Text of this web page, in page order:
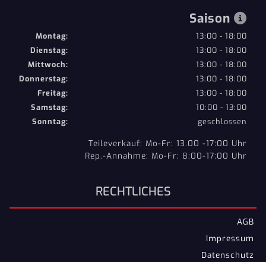
Saison
Montag:
13:00 - 18:00
Dienstag:
13:00 - 18:00
Mittwoch:
13:00 - 18:00
Donnerstag:
13:00 - 18:00
Freitag:
13:00 - 18:00
Samstag:
10:00 - 13:00
Sonntag:
geschlossen
Teileverkauf: Mo-Fr: 13.00 -17:00 Uhr
Rep.-Annahme: Mo-Fr: 8:00-17:00 Uhr
RECHTLICHES
AGB
Impressum
Datenschutz